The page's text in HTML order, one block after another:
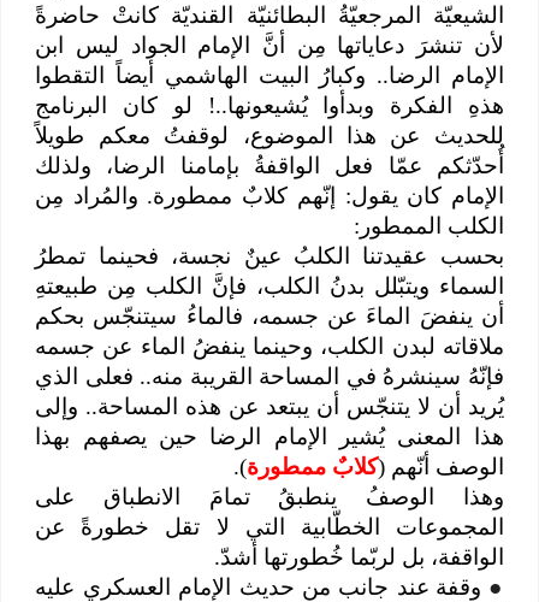
الشيعيّة المرجعيّةُ البطائنيّة القنديّة كانتْ حاضرةً
لأن تنشرَ دعاياتها مِن أنَّ الإمام الجواد ليس ابن
الإمام الرضا.. وكبارُ البيت الهاشمي أيضاً التقطوا
هذهِ الفكرة وبدأوا يُشيعونها..! لو كان البرنامج
للحديث عن هذا الموضوع، لوقفتُ معكم طويلاً
أُحدّثكم عمّا فعل الواقفةُ بإمامنا الرضا، ولذلك
الإمام كان يقول: إنّهم كلابٌ ممطورة. والمُراد مِن
الكلب الممطور:
بحسب عقيدتنا الكلبُ عينٌ نجسة، فحينما تمطرُ
السماء ويتبّلل بدنُ الكلب، فإنَّ الكلب مِن طبيعتهِ
أن ينفضَ الماءَ عن جسمه، فالماءُ سيتنجّس بحكم
ملاقاته لبدن الكلب، وحينما ينفضُ الماء عن جسمه
فإنّهُ سينشرهُ في المساحة القريبة منه.. فعلى الذي
يُريد أن لا يتنجّس أن يبتعد عن هذه المساحة.. وإلى
هذا المعنى يُشير الإمام الرضا حين يصفهم بهذا
الوصف أنّهم ( كلابٌ ممطورة).
وهذا الوصفُ ينطبقُ تمامَ الانطباق على
المجموعات الخطّابية التي لا تقل خطورةً عن
الواقفة، بل لربّما خُطورتها أشدّ.
●
وقفة عند جانب من حديث الإمام العسكري عليه